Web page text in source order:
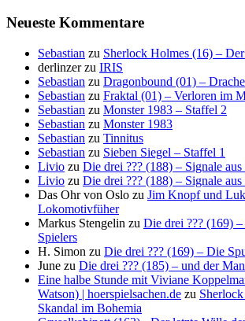
Neueste Kommentare
Sebastian zu Sherlock Holmes (16) –
derlinzerzu IRIS
Sebastian zu Dragonbound (01) –
Sebastian zu Fraktal (01) – Verloren im
Sebastian zu Monster 1983 – Staffel 2
Sebastian zu Monster 1983
Sebastian zu Tinnitus
Sebastian zu Sieben Siegel – Staffel 1
Livio zu Die drei ??? (188) – Signale aus
Livio zu Die drei ??? (188) – Signale aus
Das Ohr von Oslo zu Jim Knopf und
Lokomotivfüher
Markus Stengelin zu Die drei ??? (169)
Spielers
H. Simon zu Die drei ??? (169) – Die
June zu Die drei ??? (185) – und der
Eine halbe Stunde mit Viviane
Watson) | hoerspielsachen.de zu
Skandal im Bohemia